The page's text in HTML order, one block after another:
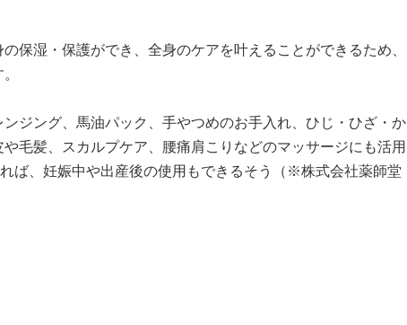
保湿・保護ができ、全身のケアを叶えることができるため、
ジング、馬油パック、手やつめのお手入れ、ひじ・ひざ・か
毛髪、スカルプケア、腰痛肩こりなどのマッサージにも活用
ば、妊娠中や出産後の使用もできるそう（※株式会社薬師堂